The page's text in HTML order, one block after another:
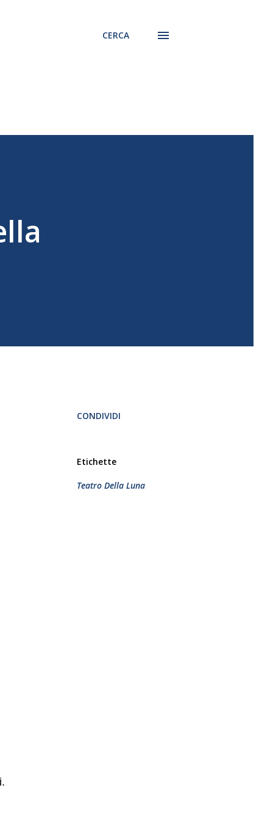
CERCA
CONDIVIDI
Etichette
Teatro Della Luna